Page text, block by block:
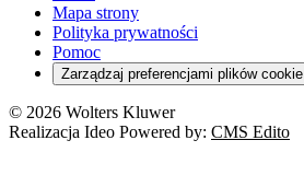
Mapa strony
Polityka prywatności
Pomoc
Zarządzaj preferencjami plików cookie
© 2026 Wolters Kluwer
Realizacja Ideo Powered by: CMS Edito